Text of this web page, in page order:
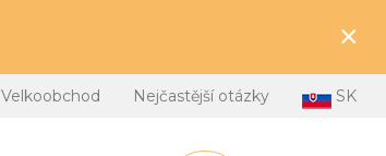
×
Velkoobchod Nejčastější otázky SK